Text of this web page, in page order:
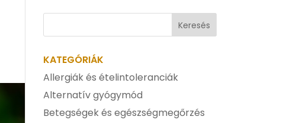
KATEGÓRIÁK
Allergiák és ételintoleranciák
Alternatív gyógymód
Betegségek és egészségmegőrzés